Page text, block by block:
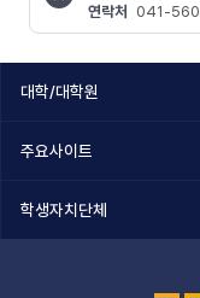
연락처
041-
대학/대학원
주요사이트
학생자치단체